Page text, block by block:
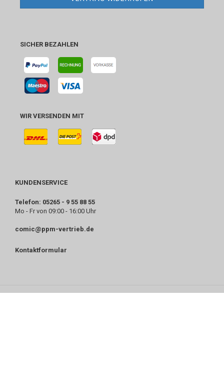
SICHER BEZAHLEN
WIR VERSENDEN MIT
KUNDENSERVICE
Telefon: 05265 - 9 55 88 55
Mo - Fr von 09:00 - 16:00 Uhr
comic@ppm-vertrieb.de
Kontaktformular